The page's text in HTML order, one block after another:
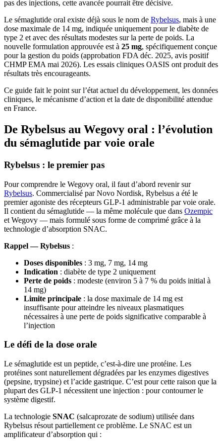
pas des injections, cette avancée pourrait être décisive.
Le sémaglutide oral existe déjà sous le nom de Rybelsus, mais à une
dose maximale de 14 mg, indiquée uniquement pour le diabète de
type 2 et avec des résultats modestes sur la perte de poids. La
nouvelle formulation approuvée est à 25 mg, spécifiquement conçue
pour la gestion du poids (approbation FDA déc. 2025, avis positif
CHMP EMA mai 2026). Les essais cliniques OASIS ont produit des
résultats très encourageants.
Ce guide fait le point sur l’état actuel du développement, les données
cliniques, le mécanisme d’action et la date de disponibilité attendue
en France.
De Rybelsus au Wegovy oral : l’évolution
du sémaglutide par voie orale
Rybelsus : le premier pas
Pour comprendre le Wegovy oral, il faut d’abord revenir sur
Rybelsus. Commercialisé par Novo Nordisk, Rybelsus a été le
premier agoniste des récepteurs GLP-1 administrable par voie orale.
Il contient du sémaglutide — la même molécule que dans Ozempic
et Wegovy — mais formulé sous forme de comprimé grâce à la
technologie d’absorption SNAC.
Rappel — Rybelsus :
Doses disponibles : 3 mg, 7 mg, 14 mg
Indication : diabète de type 2 uniquement
Perte de poids : modeste (environ 5 à 7 % du poids initial à
14 mg)
Limite principale : la dose maximale de 14 mg est
insuffisante pour atteindre les niveaux plasmatiques
nécessaires à une perte de poids significative comparable à
l’injection
Le défi de la dose orale
Le sémaglutide est un peptide, c’est-à-dire une protéine. Les
protéines sont naturellement dégradées par les enzymes digestives
(pepsine, trypsine) et l’acide gastrique. C’est pour cette raison que la
plupart des GLP-1 nécessitent une injection : pour contourner le
système digestif.
La technologie SNAC (salcaprozate de sodium) utilisée dans
Rybelsus résout partiellement ce problème. Le SNAC est un
amplificateur d’absorption qui :